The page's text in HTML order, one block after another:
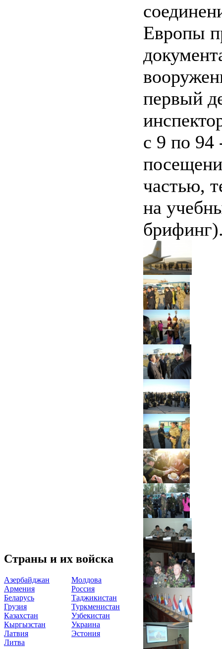
Страны и их войска
Азербайджан
Армения
Беларусь
Грузия
Казахстан
Кыргызстан
Латвия
Литва
Молдова
Россия
Таджикистан
Туркменистан
Узбекистан
Украина
Эстония
Европы
первый
с 9 по 94
частью,
на